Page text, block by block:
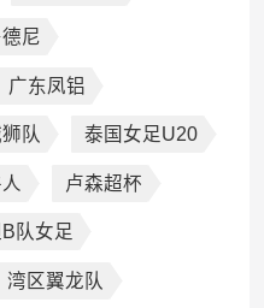
尼
广东凤铝
队 泰国女足U20
卢森超杯
队女足
湾区翼龙队